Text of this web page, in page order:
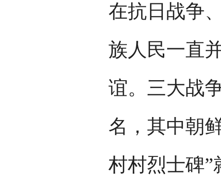
在抗日战争
族人民一直
谊。三大战
名，其中朝
村村烈士碑